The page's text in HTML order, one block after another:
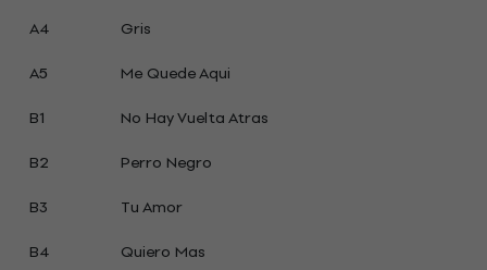
A4
Gris
A5
Me Quede Aqui
B1
No Hay Vuelta Atras
B2
Perro Negro
B3
Tu Amor
B4
Quiero Mas